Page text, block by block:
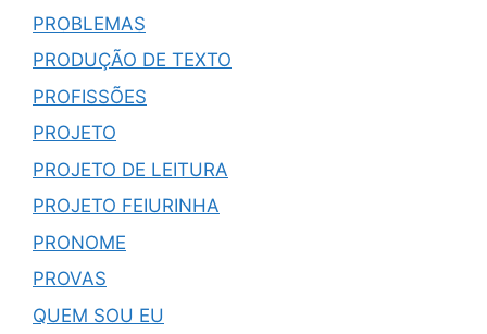
PROBLEMAS
PRODUÇÃO DE TEXTO
PROFISSÕES
PROJETO
PROJETO DE LEITURA
PROJETO FEIURINHA
PRONOME
PROVAS
QUEM SOU EU